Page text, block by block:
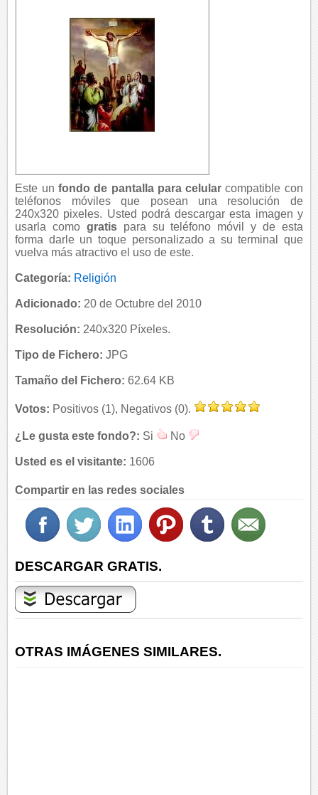
Este un fondo de pantalla para celular compatible con
teléfonos móviles que posean una resolución de
240x320 pixeles. Usted podrá descargar esta imagen y
usarla como gratispara su teléfono móvil y de esta
forma darle un toque personalizado a su terminal que
vuelva más atractivo el uso de este.
Categoría: Religión
Adicionado: 20 de Octubre del 2010
Resolución: 240x320 Píxeles.
Tipo de Fichero: JPG
Tamaño del Fichero: 62.64 KB
Votos: Positivos (1), Negativos (0).
¿Le gusta este fondo?: Si No
Usted es el visitante: 1606
Compartir en las redes sociales
DESCARGAR GRATIS.
OTRAS IMÁGENES SIMILARES.